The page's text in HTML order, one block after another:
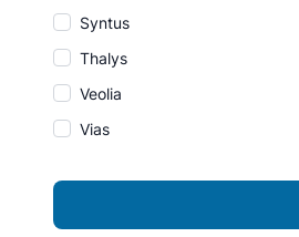
Syntus
Thalys
Veolia
Vias